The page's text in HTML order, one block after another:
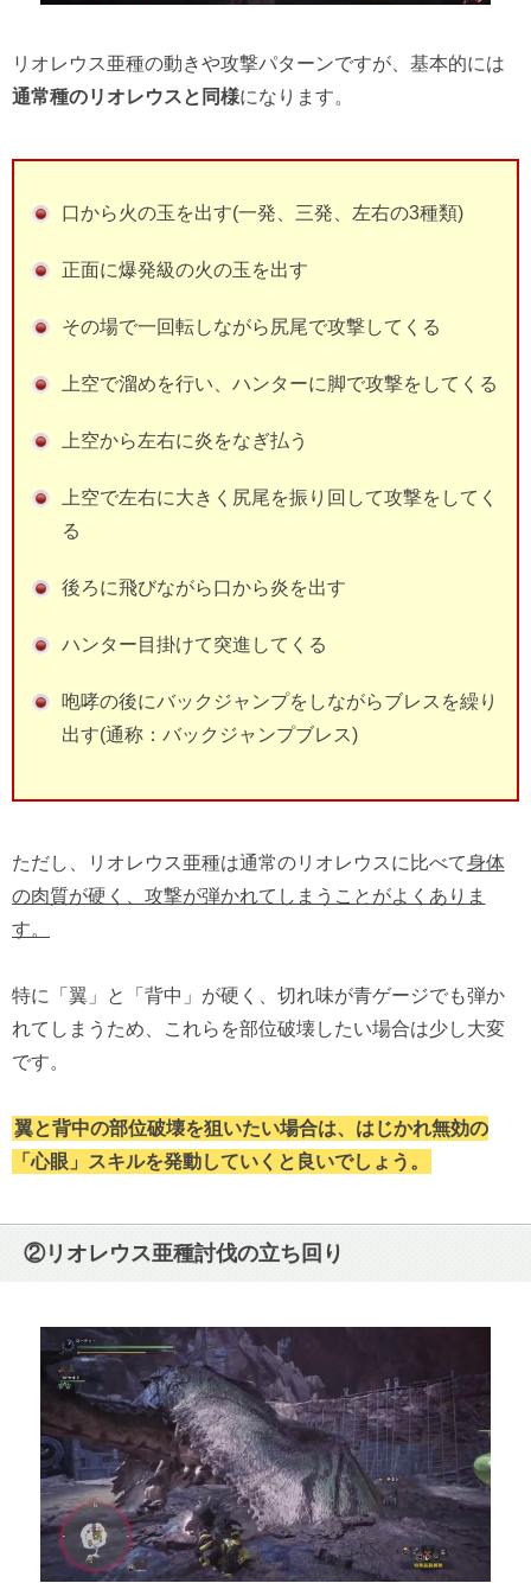
リオレウス亜種の動きや攻撃パターンですが、基本的には
通常種のリオレウスと同様になります。
口から火の玉を出す(一発、三発、左右の3種類)
正面に爆発級の火の玉を出す
その場で一回転しながら尻尾で攻撃してくる
上空で溜めを行い、ハンターに脚で攻撃をしてくる
上空から左右に炎をなぎ払う
上空で左右に大きく尻尾を振り回して攻撃をしてく
る
後ろに飛びながら口から炎を出す
ハンター目掛けて突進してくる
咆哮の後にバックジャンプをしながらブレスを繰り
出す(通称：バックジャンプブレス)
ただし、リオレウス亜種は通常のリオレウスに比べて身体
の肉質が硬く、攻撃が弾かれてしまうことがよくありま
す。
特に「翼」と「背中」が硬く、切れ味が青ゲージでも弾か
れてしまうため、これらを部位破壊したい場合は少し大変
です。
翼と背中の部位破壊を狙いたい場合は、はじかれ無効の
「心眼」スキルを発動していくと良いでしょう。
②リオレウス亜種討伐の立ち回り